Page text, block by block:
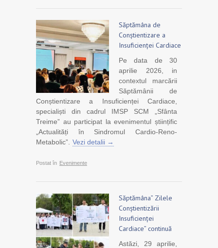
Săptămâna de
Conștientizare a
Insuficienței Cardiace
Pe data de 30
aprilie 2026, in
contextul marcării
Săptămânii de
Conștientizare a Insuficienței Cardiace,
specialiști din cadrul IMSP SCM „Sfânta
Treime” au participat la evenimentul științific
„Actualități în Sindromul Cardio-Reno-
Metabolic”.
Vezi detalii →
Postat în Evenimente
Săptămâna” Zilele
Conștientizării
Insuficienței
Cardiace” continuă
Astăzi, 29 aprilie,